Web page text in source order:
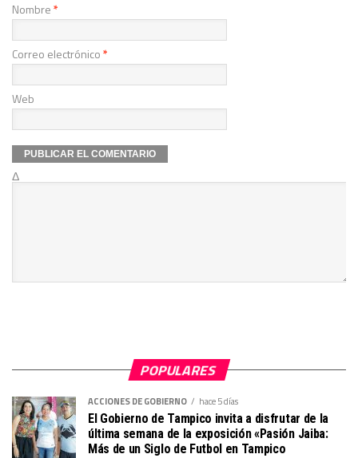
Nombre*
Correo electrónico*
Web
Δ
POPULARES
ACCIONES DE GOBIERNO hace 5 días
El Gobierno de Tampico invita a disfrutar de la
última semana de la exposición «Pasión Jaiba:
Más de un Siglo de Futbol en Tampico